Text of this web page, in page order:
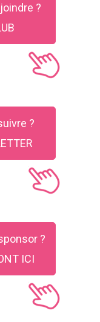
?
?
?
ICI